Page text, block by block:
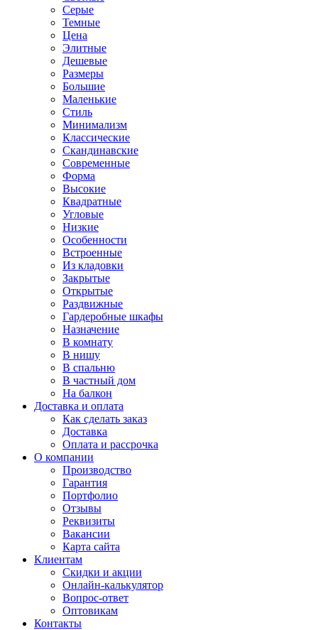
Серые
Темные
Цена
Элитные
Дешевые
Размеры
Большие
Маленькие
Стиль
Минимализм
Классические
Скандинавские
Современные
Форма
Высокие
Квадратные
Угловые
Низкие
Особенности
Встроенные
Из кладовки
Закрытые
Открытые
Раздвижные
Гардеробные шкафы
Назначение
В комнату
В нишу
В спальню
В частный дом
На балкон
Доставка и оплата
Как сделать заказ
Доставка
Оплата и рассрочка
О компании
Производство
Гарантия
Портфолио
Отзывы
Реквизиты
Вакансии
Карта сайта
Клиентам
Скидки и акции
Онлайн-калькулятор
Вопрос-ответ
Оптовикам
Контакты